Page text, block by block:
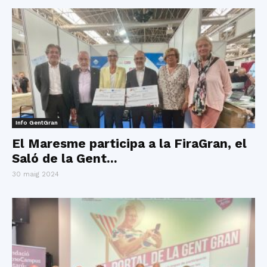
Info GentGran
El Maresme participa a la FiraGran, el
Saló de la Gent...
30 maig 2024